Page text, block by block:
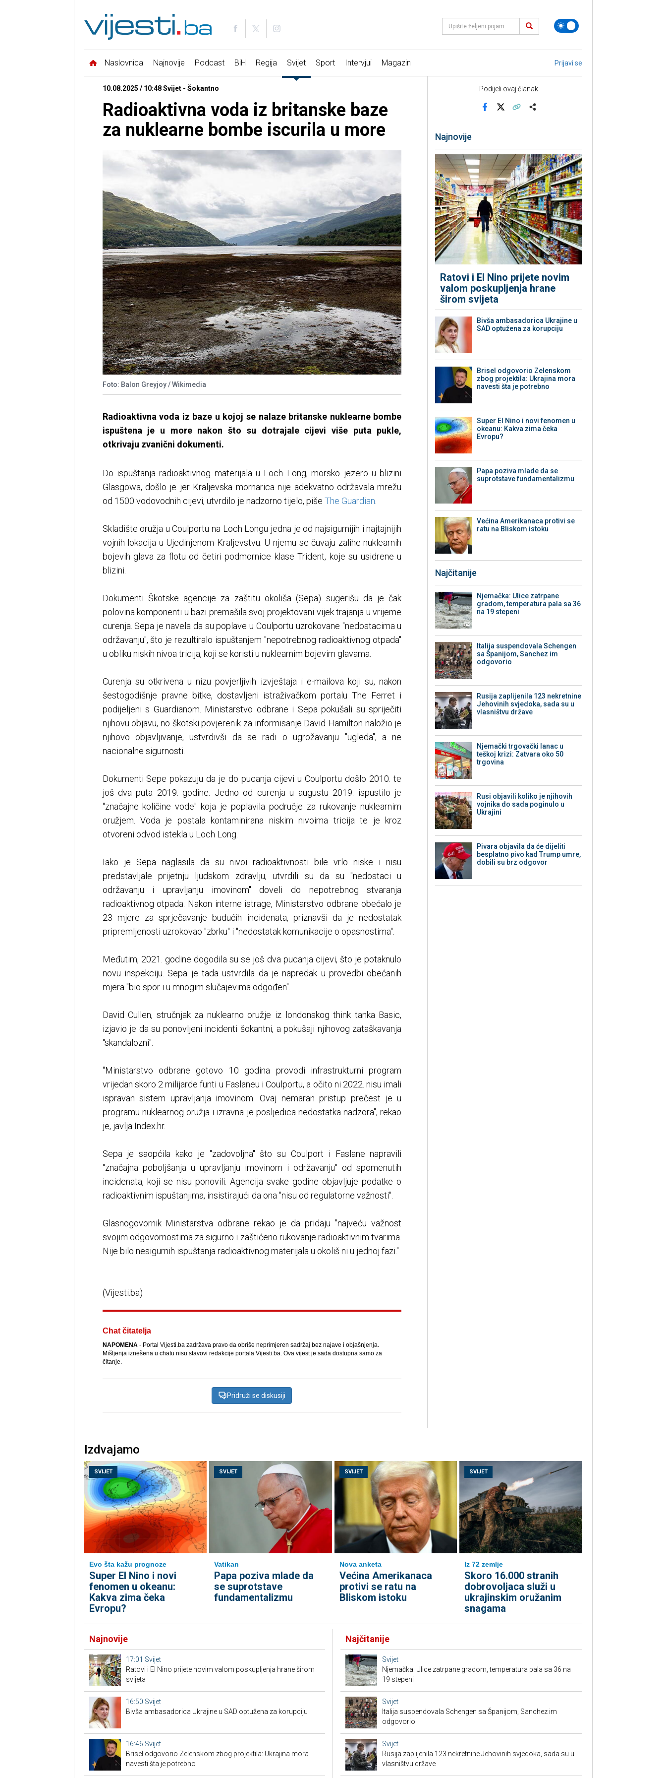
Naslovnica Najnovije Podcast BiH Regija Svijet Sport Intervjui Magazin Prijavi se
10.08.2025 / 10:48 Svijet - Šokantno
Radioaktivna voda iz britanske baze
za nuklearne bombe iscurila u more
Foto: Balon Greyjoy / Wikimedia
Radioaktivna voda iz baze u kojoj se nalaze britanske nuklearne bombe
ispuštena je u more nakon što su dotrajale cijevi više puta pukle,
otkrivaju zvanični dokumenti.
Do ispuštanja radioaktivnog materijala u Loch Long, morsko jezero u blizini
Glasgowa, došlo je jer Kraljevska mornarica nije adekvatno održavala mrežu
od 1500 vodovodnih cijevi, utvrdilo je nadzorno tijelo, piše The Guardian.
Skladište oružja u Coulportu na Loch Longu jedna je od najsigurnijih i najtajnijih
vojnih lokacija u Ujedinjenom Kraljevstvu. U njemu se čuvaju zalihe nuklearnih
bojevih glava za flotu od četiri podmornice klase Trident, koje su usidrene u
blizini.
Dokumenti Škotske agencije za zaštitu okoliša (Sepa) sugerišu da je čak
polovina komponenti u bazi premašila svoj projektovani vijek trajanja u vrijeme
curenja. Sepa je navela da su poplave u Coulportu uzrokovane "nedostacima u
održavanju", što je rezultiralo ispuštanjem "nepotrebnog radioaktivnog otpada"
u obliku niskih nivoa tricija, koji se koristi u nuklearnim bojevim glavama.
Curenja su otkrivena u nizu povjerljivih izvještaja i e-mailova koji su, nakon
šestogodišnje pravne bitke, dostavljeni istraživačkom portalu The Ferret i
podijeljeni s Guardianom. Ministarstvo odbrane i Sepa pokušali su spriječiti
njihovu objavu, no škotski povjerenik za informisanje David Hamilton naložio je
njihovo objavljivanje, ustvrdivši da se radi o ugrožavanju "ugleda", a ne
nacionalne sigurnosti.
Dokumenti Sepe pokazuju da je do pucanja cijevi u Coulportu došlo 2010. te
još dva puta 2019. godine. Jedno od curenja u augustu 2019. ispustilo je
"značajne količine vode" koja je poplavila područje za rukovanje nuklearnim
oružjem. Voda je postala kontaminirana niskim nivoima tricija te je kroz
otvoreni odvod istekla u Loch Long.
Iako je Sepa naglasila da su nivoi radioaktivnosti bile vrlo niske i nisu
predstavljale prijetnju ljudskom zdravlju, utvrdili su da su "nedostaci u
održavanju i upravljanju imovinom" doveli do nepotrebnog stvaranja
radioaktivnog otpada. Nakon interne istrage, Ministarstvo odbrane obećalo je
23 mjere za sprječavanje budućih incidenata, priznavši da je nedostatak
pripremljenosti uzrokovao "zbrku" i "nedostatak komunikacije o opasnostima".
Međutim, 2021. godine dogodila su se još dva pucanja cijevi, što je potaknulo
novu inspekciju. Sepa je tada ustvrdila da je napredak u provedbi obećanih
mjera "bio spor i u mnogim slučajevima odgođen".
David Cullen, stručnjak za nuklearno oružje iz londonskog think tanka Basic,
izjavio je da su ponovljeni incidenti šokantni, a pokušaji njihovog zataškavanja
"skandalozni".
"Ministarstvo odbrane gotovo 10 godina provodi infrastrukturni program
vrijedan skoro 2 milijarde funti u Faslaneu i Coulportu, a očito ni 2022. nisu imali
ispravan sistem upravljanja imovinom. Ovaj nemaran pristup prečest je u
programu nuklearnog oružja i izravna je posljedica nedostatka nadzora", rekao
je, javlja Index.hr.
Sepa je saopćila kako je "zadovoljna" što su Coulport i Faslane napravili
"značajna poboljšanja u upravljanju imovinom i održavanju" od spomenutih
incidenata, koji se nisu ponovili. Agencija svake godine objavljuje podatke o
radioaktivnim ispuštanjima, insistirajući da ona "nisu od regulatorne važnosti".
Glasnogovornik Ministarstva odbrane rekao je da pridaju "najveću važnost
svojim odgovornostima za sigurno i zaštićeno rukovanje radioaktivnim tvarima.
Nije bilo nesigurnih ispuštanja radioaktivnog materijala u okoliš ni u jednoj fazi."
(Vijesti.ba)
Chat čitatelja
NAPOMENA- Portal Vijesti.ba zadržava pravo da obriše neprimjeren sadržaj bez najave i objašnjenja.
Mišljenja iznešena u chatu nisu stavovi redakcije portala Vijesti.ba. Ova vijest je sada dostupna samo za
čitanje.
Pridruži se diskusiji
Podijeli ovaj članak
Najnovije
Ratovi i El Nino prijete novim
valom poskupljenja hrane
širom svijeta
Bivša ambasadorica Ukrajine u
SAD optužena za korupciju
Brisel odgovorio Zelenskom
zbog projektila: Ukrajina mora
navesti šta je potrebno
Super El Nino i novi fenomen u
okeanu: Kakva zima čeka
Evropu?
Papa poziva mlade da se
suprotstave fundamentalizmu
Većina Amerikanaca protivi se
ratu na Bliskom istoku
Najčitanije
Njemačka: Ulice zatrpane
gradom, temperatura pala sa 36
na 19 stepeni
Italija suspendovala Schengen
sa Španijom, Sanchez im
odgovorio
Rusija zaplijenila 123 nekretnine
Jehovinih svjedoka, sada su u
vlasništvu države
Njemački trgovački lanac u
teškoj krizi: Zatvara oko 50
trgovina
Rusi objavili koliko je njihovih
vojnika do sada poginulo u
Ukrajini
Pivara objavila da će dijeliti
besplatno pivo kad Trump umre,
dobili su brz odgovor
Izdvajamo
SVIJET
Evo šta kažu prognoze
Super El Nino i novi
fenomen u okeanu:
Kakva zima čeka
Evropu?
SVIJET
Vatikan
Papa poziva mlade da
se suprotstave
fundamentalizmu
SVIJET
Nova anketa
Većina Amerikanaca
protivi se ratu na
Bliskom istoku
SVIJET
Iz 72 zemlje
Skoro 16.000 stranih
dobrovoljaca služi u
ukrajinskim oružanim
snagama
Najnovije
17:01 Svijet
Ratovi i El Nino prijete novim valom poskupljenja hrane širom
svijeta
16:50 Svijet
Bivša ambasadorica Ukrajine u SAD optužena za korupciju
16:46 Svijet
Brisel odgovorio Zelenskom zbog projektila: Ukrajina mora
navesti šta je potrebno
Najčitanije
Svijet
Njemačka: Ulice zatrpane gradom, temperatura pala sa 36 na
19 stepeni
Svijet
Italija suspendovala Schengen sa Španijom, Sanchez im
odgovorio
Svijet
Rusija zaplijenila 123 nekretnine Jehovinih svjedoka, sada su u
vlasništvu države